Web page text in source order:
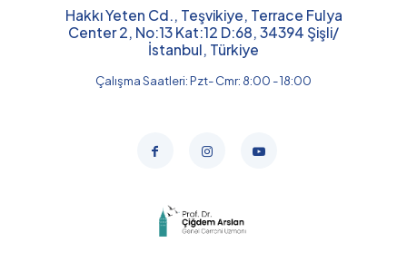
Hakkı Yeten Cd., Teşvikiye, Terrace Fulya
Center 2, No:13 Kat:12 D:68, 34394 Şişli/
İstanbul, Türkiye
Çalışma Saatleri: Pzt- Cmr: 8:00 - 18:00